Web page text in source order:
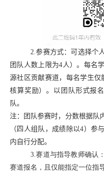
2.参赛方式：可选择个
团队人数上限为4人）。 每名
源社区贡献赛道，每名学生仅
核算奖励）。以团队形式报
队。
注：团队参赛时，分数根据队
（四人组队，成绩除以4）参
内自行分配。
3.赛道与指导教师确认
赛道报名，且仅能指定一位指